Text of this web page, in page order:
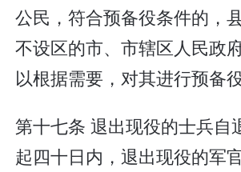
公民，符合预备役条件的，
不设区的市、市辖区人民政
以根据需要，对其进行预备役
第十七条 退出现役的士兵自
起四十日内，退出现役的军